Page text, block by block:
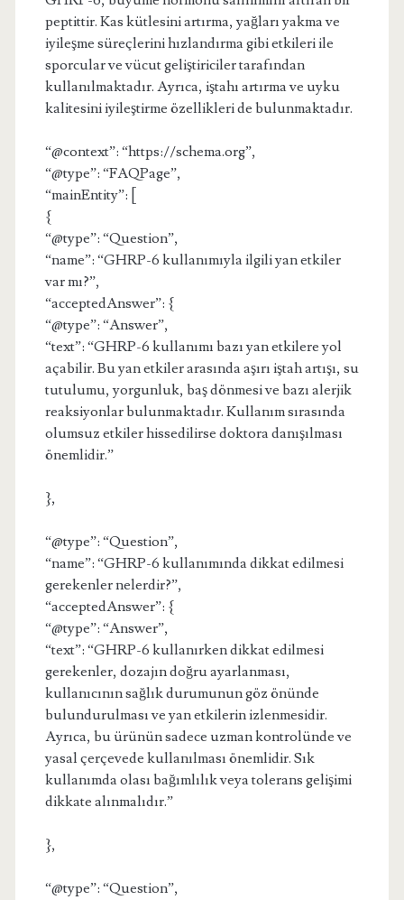
peptittir. Kas kütlesini artırma, yağları yakma ve
iyileşme süreçlerini hızlandırma gibi etkileri ile
sporcular ve vücut geliştiriciler tarafından
kullanılmaktadır. Ayrıca, iştahı artırma ve uyku
kalitesini iyileştirme özellikleri de bulunmaktadır.
“@context”: “https://schema.org”,
“@type”: “FAQPage”,
“mainEntity”: [
{
“@type”: “Question”,
“name”: “GHRP-6 kullanımıyla ilgili yan etkiler
var mı?”,
“acceptedAnswer”: {
“@type”: “Answer”,
“text”: “GHRP-6 kullanımı bazı yan etkilere yol
açabilir. Bu yan etkiler arasında aşırı iştah artışı, su
tutulumu, yorgunluk, baş dönmesi ve bazı alerjik
reaksiyonlar bulunmaktadır. Kullanım sırasında
olumsuz etkiler hissedilirse doktora danışılması
önemlidir.”
},
“@type”: “Question”,
“name”: “GHRP-6 kullanımında dikkat edilmesi
gerekenler nelerdir?”,
“acceptedAnswer”: {
“@type”: “Answer”,
“text”: “GHRP-6 kullanırken dikkat edilmesi
gerekenler, dozajın doğru ayarlanması,
kullanıcının sağlık durumunun göz önünde
bulundurulması ve yan etkilerin izlenmesidir.
Ayrıca, bu ürünün sadece uzman kontrolünde ve
yasal çerçevede kullanılması önemlidir. Sık
kullanımda olası bağımlılık veya tolerans gelişimi
dikkate alınmalıdır.”
},
“@type”: “Question”,